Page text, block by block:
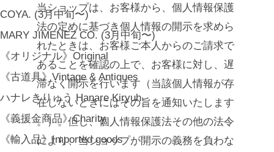
COYA. (3月中旬〜)
MARY JIMENEZ CO. (3月中旬〜)
《オリジナル》Original
《古道具》Vintage & Antiques
ハナレきりゅう Hanare Kiryuh
《義援金商品》Charity
《輸入品》Imported goods
当ショップは、お客様から、個人情報保護
法の定めに基づき個人情報の開示を求めら
れたときは、お客様ご本人からのご請求で
あることを確認の上で、お客様に対し、遅
滞なく開示を行います（当該個人情報が存
在しないときにはその旨を通知いたします
。）。但し、個人情報保護法その他の法令
により、当ショップが開示の義務を負わな